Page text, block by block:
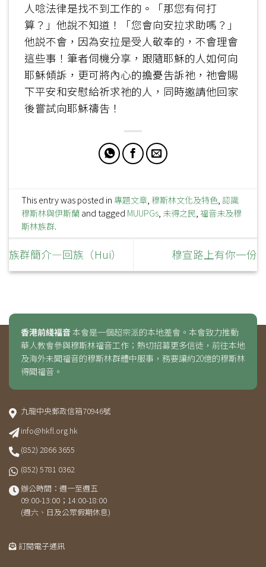
人唸法律是找不到工作的。「那您有何打
算？」他說不知道！「您會向安拉求助嗎？」
他説不會，因為安拉是受人敬奉的，不會理會
這些事！筆者伺機分享，跟隨耶穌的人如何向
耶穌傾訴，更可將內心的擔憂吿訴祂，祂會賜
下平安和安慰給祈求祂的人，同時邀請他回家
後嘗試向耶穌禱吿！
This entry was posted in專題文章 ,穆斯林文化及特色 認識
穆斯林與伊斯蘭 and tagged MUUPGs 未得之民 ,福音未及穆
斯林族群.
族群簡介—回族（Hui） 穆宣路上有你一份
香港前綫福音本會是一個超宗派的本地差會。本會致力推動
華人教會參與穆斯林福音工作；熱切招募更多信徒，前往本地
及海外未聞福音的穆斯林群體中服事，務要讓約20億的穆斯林
得聞福音。
九龍中央郵政信箱70946號
info@hkfl.org.hk
(852) 2866 3655
(852) 5781 0362
辦公時間：週一至週五
09:00-13:00；14:00-18:00
(週六、日及公眾假期休息)
訂閱電子通訊